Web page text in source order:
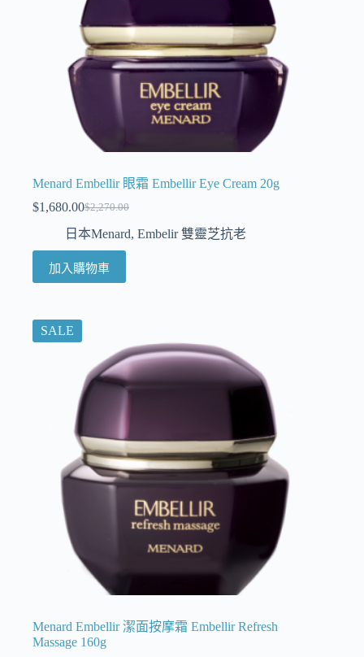
Menard Embellir 眼霜 Embellir Eye Cream 20g
$2,270.00
$1,680.00
日本Menard, Embelir 雙靈芝抗老
加入購物車
SALE
Menard Embellir 潔面按摩霜 Embellir Refresh
Massage 160g